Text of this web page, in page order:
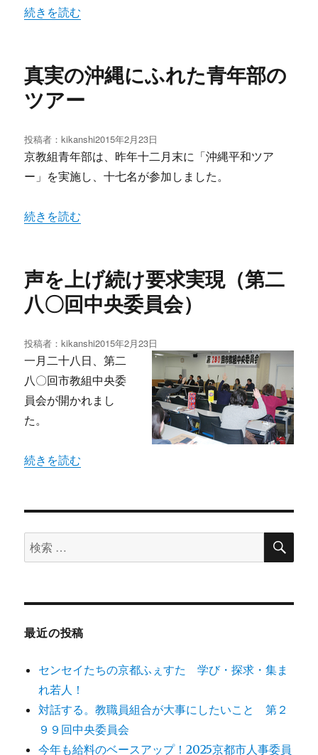
“どうなるどうする:市への税源移譲” の
続きを読む
真実の沖縄にふれた青年部の
ツアー
投稿者：kikanshi投
稿
2015年2月23日
京教組青年部は、昨年十二月末に「沖縄平和ツア
ー」を実施し、十七名が参加しました。
“真実の沖縄にふれた青年部のツアー” の
続きを読む
声を上げ続け要求実現（第二
八〇回中央委員会）
投稿者：kikanshi投
稿
日:
2015年2月23日
一月二十八日、第二
八〇回市教組中央委
員会が開かれまし
た。
“声を上げ続け要求実現（第二八〇回中央委員会）” の
続きを読む
検
索
象:
検
最近の投稿
センセイたちの京都ふぇすた 学び・探求・集ま
れ若人！
対話する。教職員組合が大事にしたいこと 第２
９９回中央委員会
今年も給料のベースアップ！2025京都市人事委員